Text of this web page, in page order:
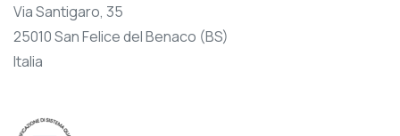
Via Santigaro, 35
25010 San Felice del Benaco (BS)
Italia